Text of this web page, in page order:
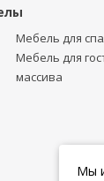
Мебель для
Мебель для
массива
Мы